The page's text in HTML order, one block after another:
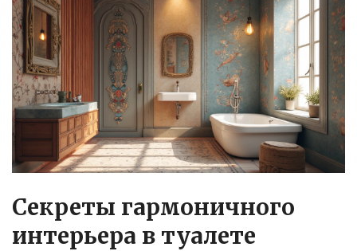
Секреты гармоничного
интерьера в туалете